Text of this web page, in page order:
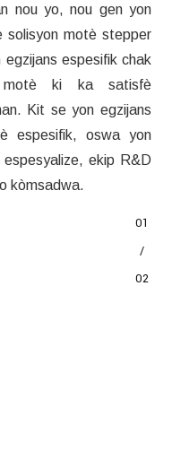
nou yo, nou gen yon
solisyon motè stepper
egzijans espesifik chak
motè ki ka satisfè
Kit se yon egzijans
espesifik, oswa yon
ekip R&D
kòmsadwa.
01
/
02